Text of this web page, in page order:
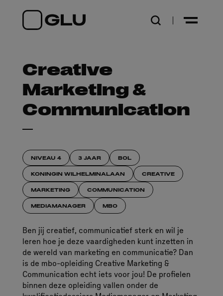
Open zoekpagina
Creative
Marketing &
Communication
Ben jij creatief, communicatief sterk en wil je
leren hoe je deze vaardigheden kunt inzetten in
de wereld van marketing en communicatie? Dan
is de mbo-opleiding Creative Marketing &
Communication echt iets voor jou! De profielen
binnen deze opleiding vallen onder de
NIVEAU 4 3 JAAR BOL
KONINGIN WILHELMINALAAN CREATIVE
MARKETING COMMUNICATION
MEDIAMANAGER MBO